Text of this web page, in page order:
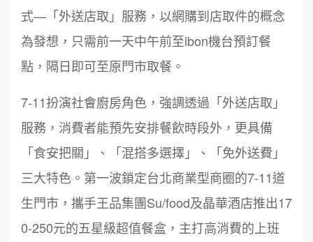
式—「外送店取」服務，以網購到店取件的概念
為發想，只需前一天中午前至ibon機台預訂餐
點，隔日即可至原門市取餐。
7-11扮演社會廚房角色，強調透過「外送店取」
服務，消費者能預先安排餐飲時段外，更具備
「食安把關」、「混搭多選擇」、「免外送費」
三大特色。第一波鎖定台北商業型商圈的7-11道
生門市，攜手王品集團Su/food及晶華酒店推出17
0-250元的五星級超值餐盒，主打高消費的上班